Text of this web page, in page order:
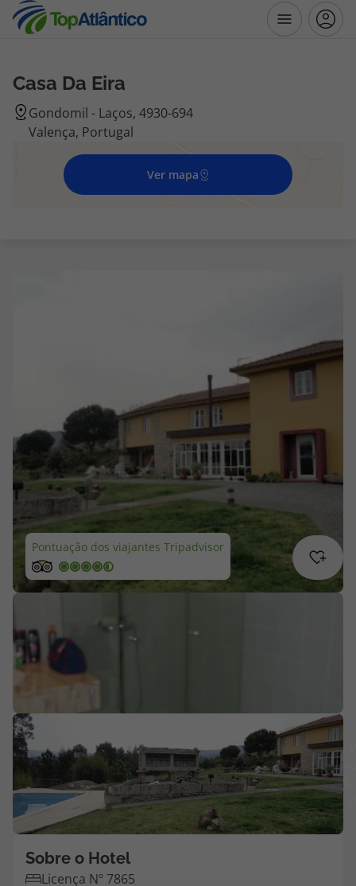
Destinos
Voos
Promoções
Especialistas
Cheque Viagem
Rede de Lojas
Blog TopViagens
Área de Cliente
Agências
Contactos
Apoio ao cliente em Portugal
Custo de uma chamada para a rede fixa nacional.
Casa Da Eira
Gondomil - Laços, 4930-694
Valença, Portugal
Ver mapa
Pontuação dos viajantes Tripadvisor
Sobre o Hotel
Licença Nº 7865